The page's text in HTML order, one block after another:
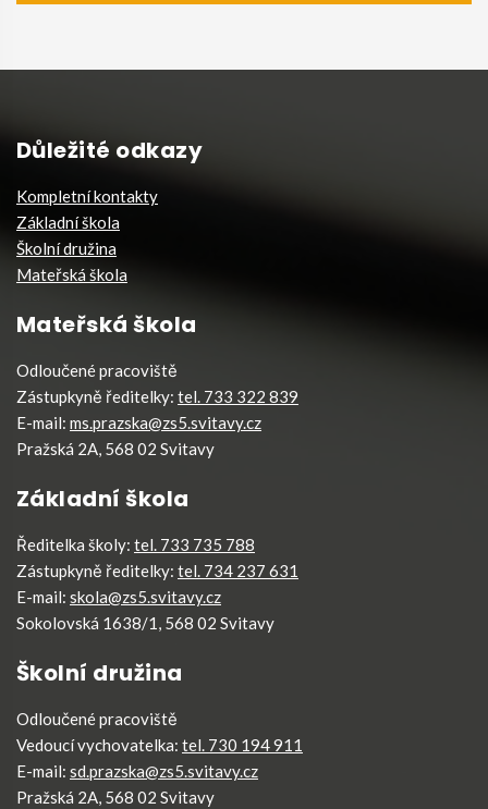
Důležité odkazy
Kompletní kontakty
Základní škola
Školní družina
Mateřská škola
Mateřská škola
Odloučené pracoviště
Zástupkyně ředitelky: tel. 733 322 839
E-mail: ms.prazska@zs5.svitavy.cz
Pražská 2A, 568 02 Svitavy
Základní škola
Ředitelka školy: tel. 733 735 788
Zástupkyně ředitelky: tel. 734 237 631
E-mail: skola@zs5.svitavy.cz
Sokolovská 1638/1, 568 02 Svitavy
Školní družina
Odloučené pracoviště
Vedoucí vychovatelka: tel. 730 194 911
E-mail: sd.prazska@zs5.svitavy.cz
Pražská 2A, 568 02 Svitavy